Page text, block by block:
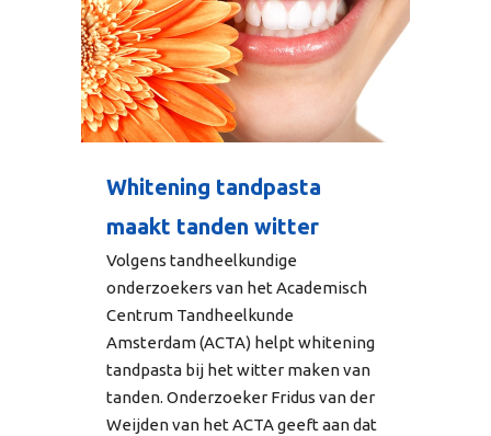
Whitening tandpasta
maakt tanden witter
Volgens tandheelkundige
onderzoekers van het Academisch
Centrum Tandheelkunde
Amsterdam (ACTA) helpt whitening
tandpasta bij het witter maken van
tanden. Onderzoeker Fridus van der
Weijden van het ACTA geeft aan dat